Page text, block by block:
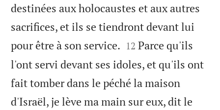
destinées aux holocaustes et aux autres
sacrifices, et ils se tiendront devant lui
pour être à son service. 

12 Parce qu'ils
l'ont servi devant ses idoles, et qu'ils ont
fait tomber dans le péché la maison
d'Israël, je lève ma main sur eux, dit le